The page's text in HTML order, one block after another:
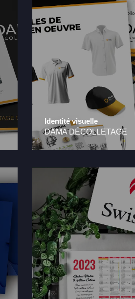
Identité visuelle
DAMA DÉCOLLETAGE